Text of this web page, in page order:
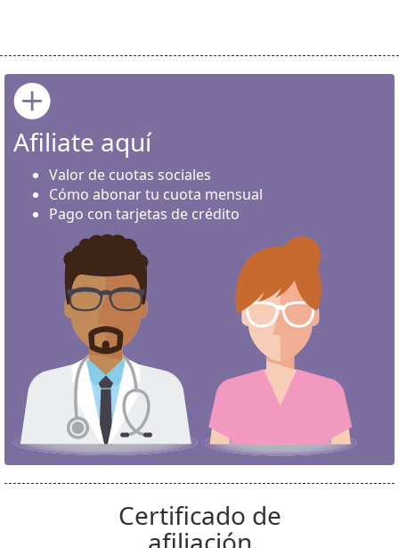
Afiliate aquí
Valor de cuotas sociales
Cómo abonar tu cuota mensual
Pago con tarjetas de crédito
Certificado de